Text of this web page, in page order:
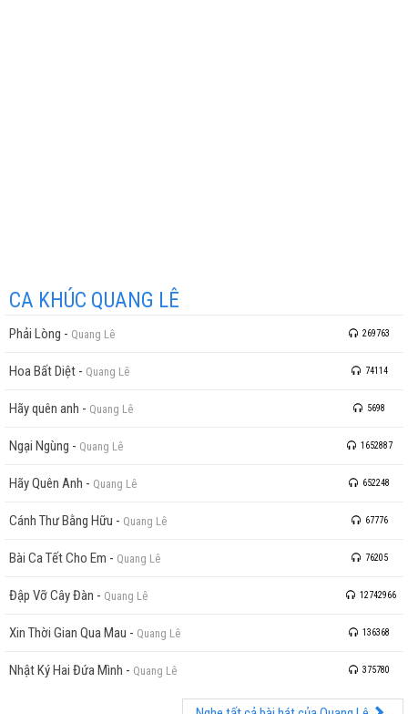
CA KHÚC QUANG LÊ
Phải Lòng - Quang Lê 269763
Hoa Bất Diệt - Quang Lê 74114
Hãy quên anh - Quang Lê 5698
Ngại Ngùng - Quang Lê 1652887
Hãy Quên Anh - Quang Lê 652248
Cánh Thư Bằng Hữu - Quang Lê 67776
Bài Ca Tết Cho Em - Quang Lê 76205
Đập Vỡ Cây Đàn - Quang Lê 12742966
Xin Thời Gian Qua Mau - Quang Lê 136368
Nhật Ký Hai Đứa Mình - Quang Lê 375780